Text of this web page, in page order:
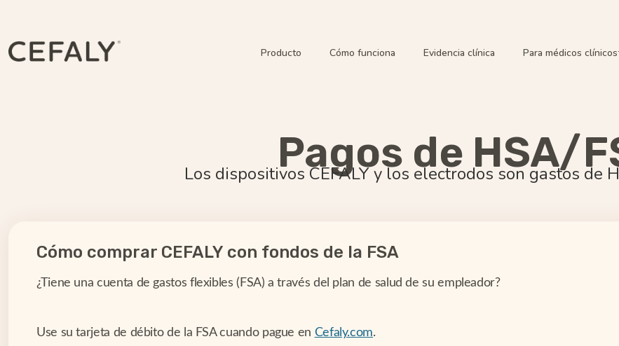
Producto Cómo funciona Evidencia clínica Para médicos clínicos
Pagos de HSA/
Los dispositivos CEFALY y los electrodos son gastos de
Cómo comprar CEFALY con fondos de la FSA
¿Tiene una cuenta de gastos flexibles (FSA) a través del plan de salud de su empleador?
Use su tarjeta de débito de la FSA cuando pague en Cefaly.com.